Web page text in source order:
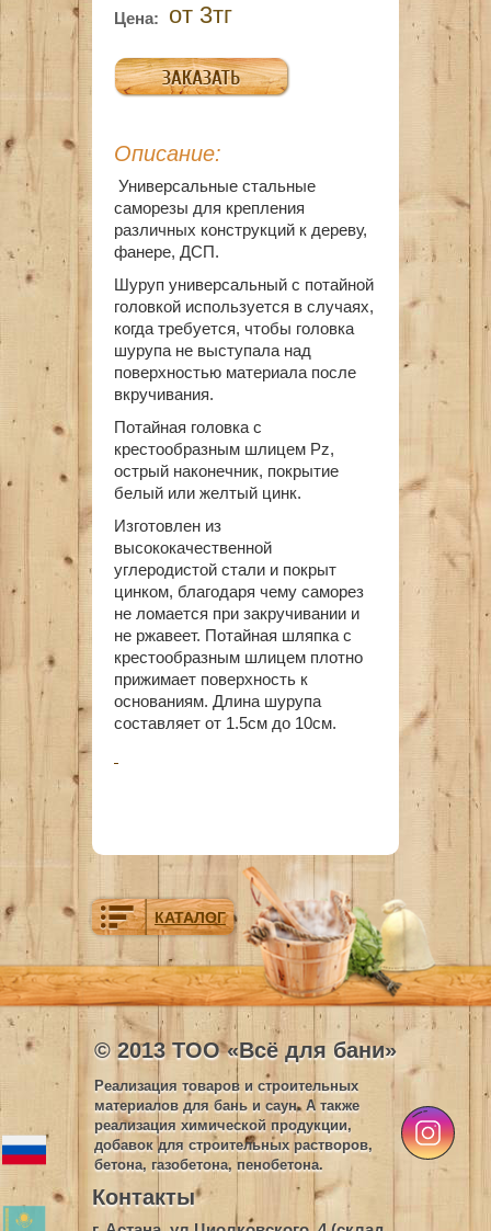
Цена: от 3тг
Описание:
Универсальные стальные
саморезы для крепления
различных конструкций к дереву,
фанере, ДСП.
Шуруп универсальный с потайной
головкой используется в случаях,
когда требуется, чтобы головка
шурупа не выступала над
поверхностью материала после
вкручивания.
Потайная головка с
крестообразным шлицем Pz,
острый наконечник, покрытие
белый или желтый цинк.
Изготовлен из
высококачественной
углеродистой стали и покрыт
цинком, благодаря чему саморез
не ломается при закручивании и
не ржавеет. Потайная шляпка с
крестообразным шлицем плотно
прижимает поверхность к
основаниям. Длина шурупа
составляет от 1.5см до 10см.
КАТАЛОГ
© 2013 ТОО «Всё для бани»
Реализация товаров и строительных
материалов для бань и саун. А также
реализация химической продукции,
добавок для строительных растворов,
бетона, газобетона, пенобетона.
Контакты